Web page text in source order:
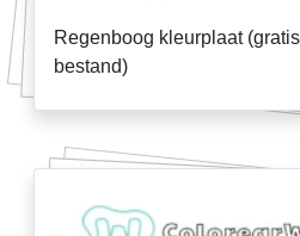
Regenboog kleurplaat
bestand)